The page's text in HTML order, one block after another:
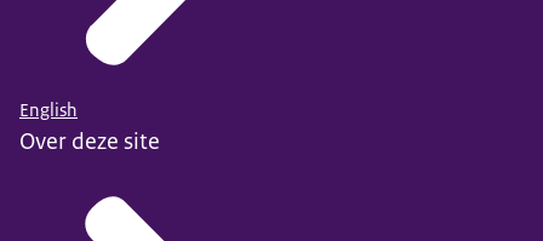
English
Over deze site